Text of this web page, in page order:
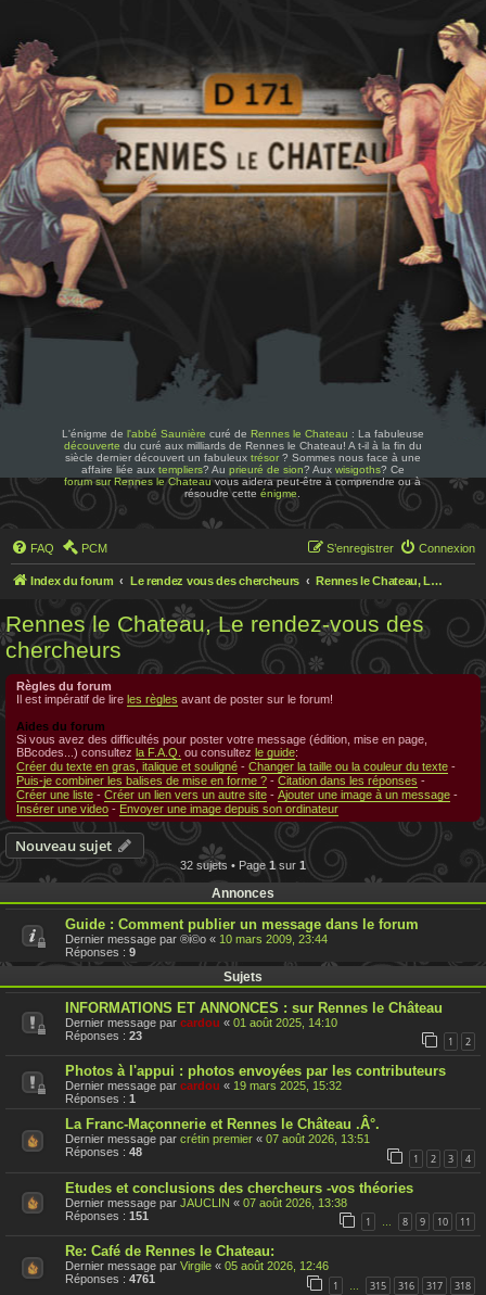
L'énigme de l'abbé Saunière curé de Rennes le Chateau : La fabuleuse
découverte du curé aux milliards de Rennes le Chateau! A t-il à la fin du
siècle dernier découvert un fabuleux trésor? Sommes nous face à une
affaire liée aux templiers? Au prieuré de sion? Aux wisigoths? Ce
forum sur Rennes le Chateauvous aidera peut-être à comprendre ou à
résoudre cetteénigme
FAQ PCM Connexion
S’enregistrer
Index du forum Le rendez vous des chercheurs Rennes le Chateau, Le rendez-vous des chercheurs
Rennes le Chateau, Le rendez-vous des
chercheurs
Règles du forum
Il est impératif de lire les règles avant de poster sur le forum!
Aides du forum
Si vous avez des difficultés pour poster votre message (édition, mise en page,
BBcodes...) consultez la F.A.Q. ou consultez le guide:
Créer du texte en gras, italique et souligné - Changer la taille ou la couleur du texte -
Puis-je combiner les balises de mise en forme ? - Citation dans les réponses -
Créer une liste - Créer un lien vers un autre site - Ajouter une image à un message -
Insérer une video - Envoyer une image depuis son ordinateur
Nouveau sujet
32 sujets • Page 1sur 1
Annonces
Guide : Comment publier un message dans le forum
Dernier message par ®i©o « 10 mars 2009, 23:44
Réponses : 9
Sujets
INFORMATIONS ET ANNONCES : sur Rennes le Château
Dernier message par cardou « 01 août 2025, 14:10
Réponses : 23 1 2
Photos à l'appui : photos envoyées par les contributeurs
Dernier message par cardou « 19 mars 2025, 15:32
Réponses : 1
La Franc-Maçonnerie et Rennes le Château .Â°.
Dernier message par crétin premier « 07 août 2026, 13:51
Réponses : 48 1 2 3 4
Etudes et conclusions des chercheurs -vos théories
Dernier message par JAUCLIN « 07 août 2026, 13:38
Réponses : 151 1 … 8 9 10 11
Re: Café de Rennes le Chateau:
Dernier message par Virgile « 05 août 2026, 12:46
Réponses : 4761 1 … 315 316 317 318